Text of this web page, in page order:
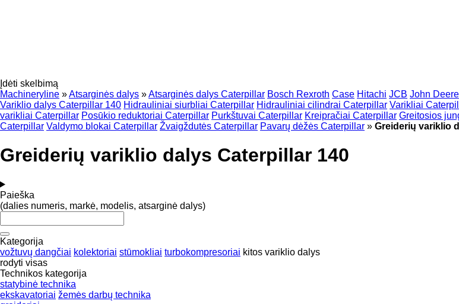
Įdėti skelbimą
Machineryline »Atsarginės dalys »Atsarginės dalys Caterpillar Bosch Rexroth Case Hitachi JCB John Deere
Variklio dalys Caterpillar 140 Hidrauliniai siurbliai Caterpillar Hidrauliniai cilindrai Caterpillar Varikliai
varikliai Caterpillar Posūkio reduktoriai Caterpillar Purkštuvai Caterpillar Kreipračiai Caterpillar Greitosios
Caterpillar Valdymo blokai Caterpillar Žvaigždutės Caterpillar Pavarų dėžės Caterpillar » Greiderių variklio
Greiderių variklio dalys Caterpillar 140
Paieška
(dalies numeris, markė, modelis, atsarginė dalys)
Kategorija
vožtuvų dangčiai kolektoriai stūmokliai turbokompresoriai kitos variklio dalys
rodyti visas
Technikos kategorija
statybinė technika
ekskavatoriai žemės darbų technika